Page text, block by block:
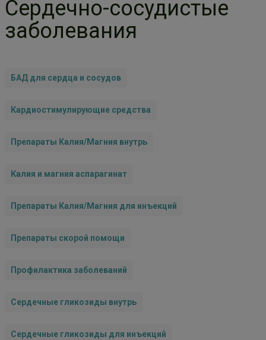
Сердечно-сосудистые
заболевания
БАД для сердца и сосудов
Кардиостимулирующие средства
Препараты Калия/Магния внутрь
Калия и магния аспарагинат
Препараты Калия/Магния для инъекций
Препараты скорой помощи
Профилактика заболеваний
Сердечные гликозиды внутрь
Сердечные гликозиды для инъекций